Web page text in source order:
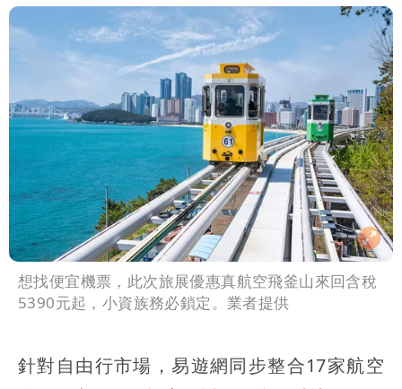
想找便宜機票，此次旅展優惠真航空飛釜山來回含稅
5390元起，小資族務必鎖定。業者提供
針對自由行市場，易遊網同步整合17家航空